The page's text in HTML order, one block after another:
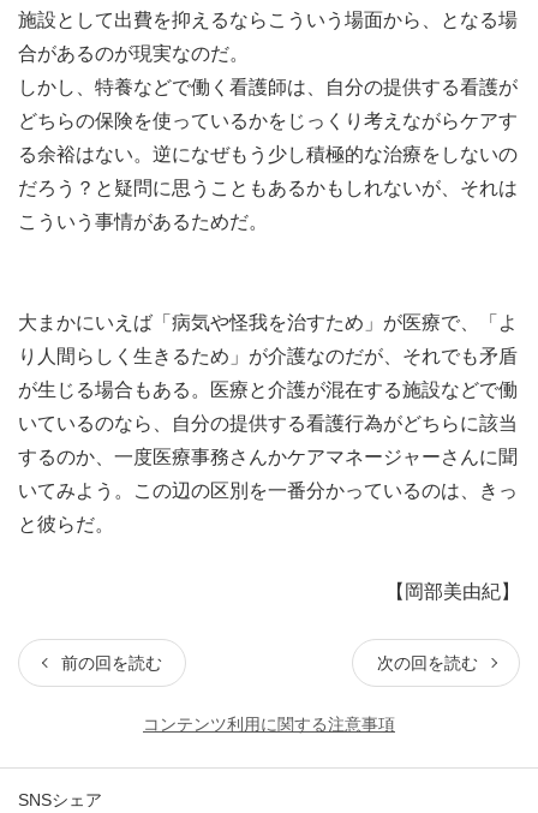
施設として出費を抑えるならこういう場面から、となる場
合があるのが現実なのだ。
しかし、特養などで働く看護師は、自分の提供する看護が
どちらの保険を使っているかをじっくり考えながらケアす
る余裕はない。逆になぜもう少し積極的な治療をしないの
だろう？と疑問に思うこともあるかもしれないが、それは
こういう事情があるためだ。
大まかにいえば「病気や怪我を治すため」が医療で、「よ
り人間らしく生きるため」が介護なのだが、それでも矛盾
が生じる場合もある。医療と介護が混在する施設などで働
いているのなら、自分の提供する看護行為がどちらに該当
するのか、一度医療事務さんかケアマネージャーさんに聞
いてみよう。この辺の区別を一番分かっているのは、きっ
と彼らだ。
【岡部美由紀】
前の回を読む 次の回を読む
コンテンツ利用に関する注意事項
SNSシェア